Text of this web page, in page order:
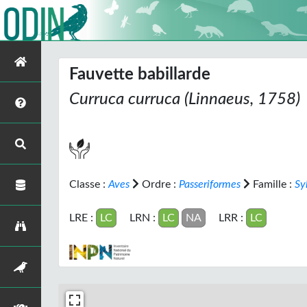
Fauvette babillarde
Curruca curruca (Linnaeus, 1758)
Classe : Aves Ordre : Passeriformes Famille :
LRE : LC LRN : LC NA LRR : LC